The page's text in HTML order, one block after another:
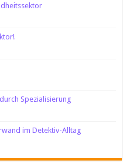
Spezialisierung
im Detektiv-Alltag